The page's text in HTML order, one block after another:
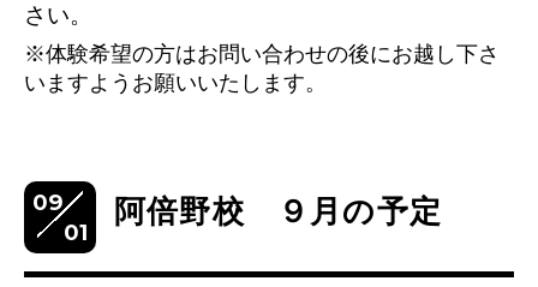
さい。
※体験希望の方はお問い合わせの後にお越し下さ
いますようお願いいたします。
09
01
阿倍野校 ９月の予定